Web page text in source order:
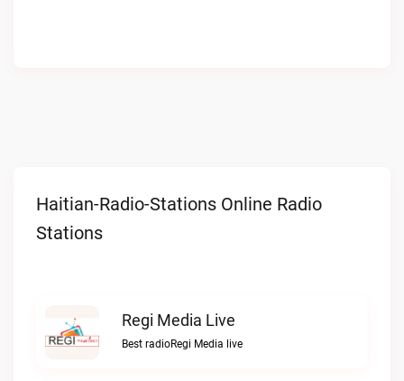
Haitian-Radio-Stations Online Radio
Stations
Regi Media Live
Best radioRegi Media live